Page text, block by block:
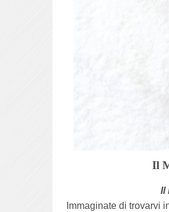
Il
Il
Immaginate di trovarvi